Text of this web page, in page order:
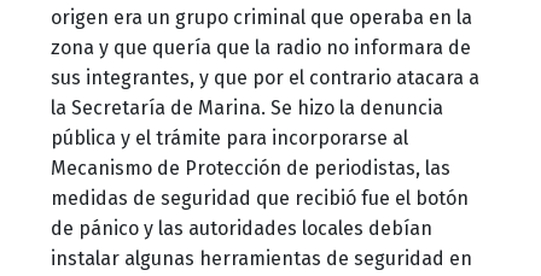
origen era un grupo criminal que operaba en la
zona y que quería que la radio no informara de
sus integrantes, y que por el contrario atacara a
la Secretaría de Marina. Se hizo la denuncia
pública y el trámite para incorporarse al
Mecanismo de Protección de periodistas, las
medidas de seguridad que recibió fue el botón
de pánico y las autoridades locales debían
instalar algunas herramientas de seguridad en